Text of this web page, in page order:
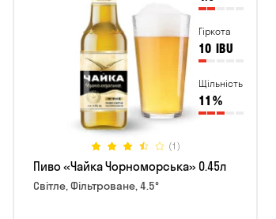
Гіркота
10 IBU
Щільність
11 %
(1)
Пиво «Чайка Чорноморська» 0.45л
Світле, Фільтроване, 4.5°